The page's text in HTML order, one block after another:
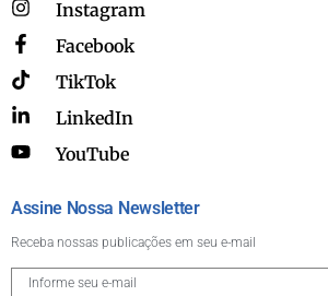
Instagram
Facebook
TikTok
LinkedIn
YouTube
Assine Nossa Newsletter
Receba nossas publicações em seu e-mail